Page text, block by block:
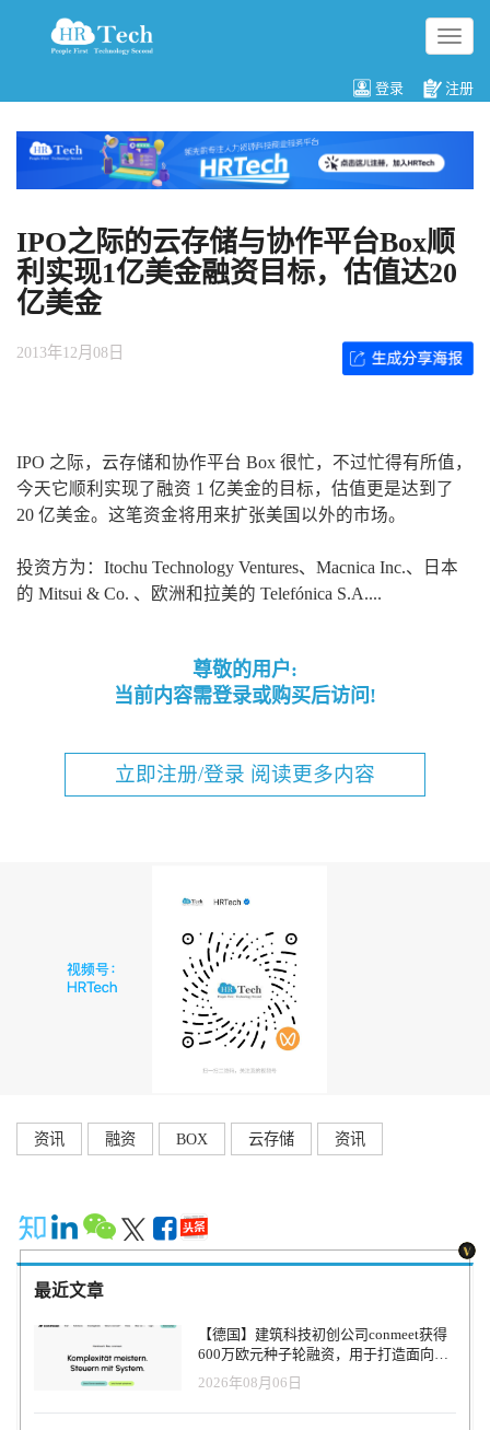
切
换
航
登录 注册
IPO之际的云存储与协作平台Box顺
利实现1亿美金融资目标，估值达20
亿美金
2013年12月08日
IPO 之际，云存储和协作平台 Box 很忙，不过忙得有所值，
今天它顺利实现了融资 1 亿美金的目标，估值更是达到了
20 亿美金。这笔资金将用来扩张美国以外的市场。
投资方为：Itochu Technology Ventures、Macnica Inc.、日本
的 Mitsui & Co. 、欧洲和拉美的 Telefónica S.A....
尊敬的用户:
当前内容需登录或购买后访问!
立即注册/登录 阅读更多内容
资讯 融资 BOX 云存储 资讯
最近文章
【德国】建筑科技初创公司conmeet获得
600万欧元种子轮融资，用于打造面向贸
易和建筑行业的AI操作系统
2026年08月06日